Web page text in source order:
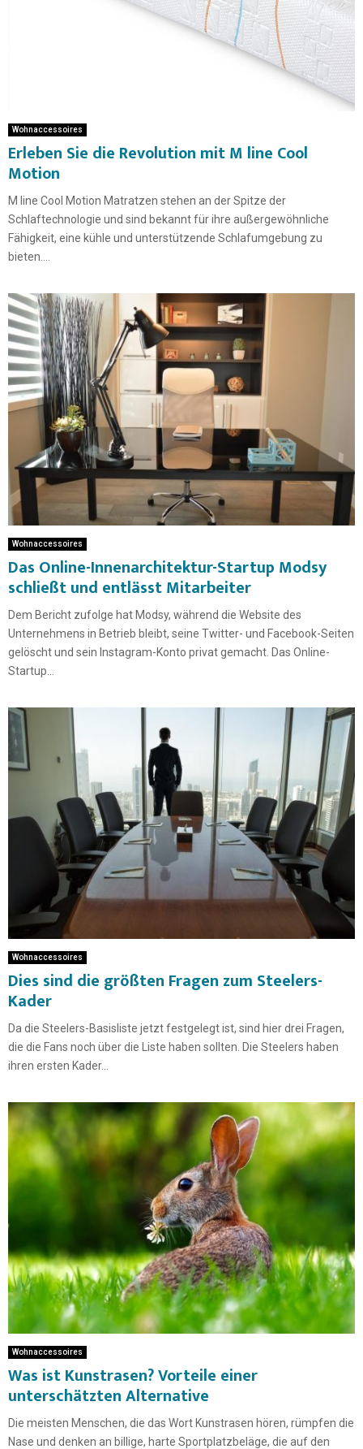
Wohnaccessoires
Erleben Sie die Revolution mit M line Cool
Motion
M line Cool Motion Matratzen stehen an der Spitze der
Schlaftechnologie und sind bekannt für ihre außergewöhnliche
Fähigkeit, eine kühle und unterstützende Schlafumgebung zu
bieten....
Wohnaccessoires
Das Online-Innenarchitektur-Startup Modsy
schließt und entlässt Mitarbeiter
Dem Bericht zufolge hat Modsy, während die Website des
Unternehmens in Betrieb bleibt, seine Twitter- und Facebook-Seiten
gelöscht und sein Instagram-Konto privat gemacht. Das Online-
Startup...
Wohnaccessoires
Dies sind die größten Fragen zum Steelers-
Kader
Da die Steelers-Basisliste jetzt festgelegt ist, sind hier drei Fragen,
die die Fans noch über die Liste haben sollten. Die Steelers haben
ihren ersten Kader...
Wohnaccessoires
Was ist Kunstrasen? Vorteile einer
unterschätzten Alternative
Die meisten Menschen, die das Wort Kunstrasen hören, rümpfen die
Nase und denken an billige, harte Sportplatzbeläge, die auf den